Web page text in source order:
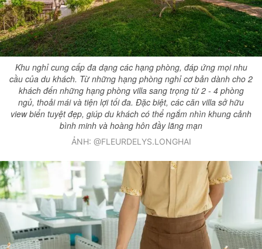
Khu nghỉ cung cấp đa dạng các hạng phòng, đáp ứng mọi nhu
cầu của du khách. Từ những hạng phòng nghỉ cơ bản dành cho 2
khách đến những hạng phòng villa sang trọng từ 2 - 4 phòng
ngủ, thoải mái và tiện lợi tối đa. Đặc biệt, các căn villa sở hữu
view biển tuyệt đẹp, giúp du khách có thể ngắm nhìn khung cảnh
bình minh và hoàng hôn đầy lãng mạn
ẢNH: @FLEURDELYS.LONGHAI